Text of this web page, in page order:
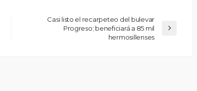
Casi listo el recarpeteo del bulevar
Progreso; beneficiará a 85 mil
hermosillenses